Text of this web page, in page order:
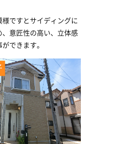
様ですとサイディングに
、意匠性の高い、立体感
できます。